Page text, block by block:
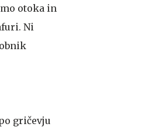
otoka in
Ni
gričevju